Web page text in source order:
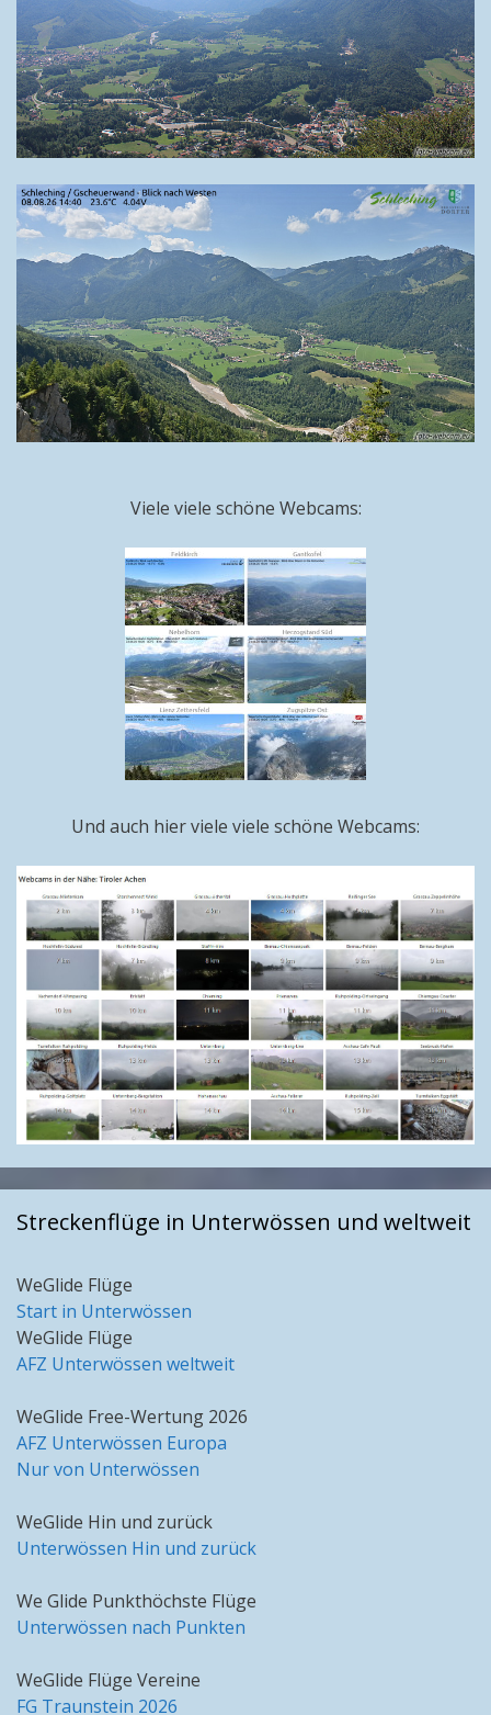
Viele viele schöne Webcams:
Und auch hier viele viele schöne Webcams:
Streckenflüge in Unterwössen und weltweit
WeGlide Flüge
Start in Unterwössen
WeGlide Flüge
AFZ Unterwössen weltweit
WeGlide Free-Wertung 2026
AFZ Unterwössen Europa
Nur von Unterwössen
WeGlide Hin und zurück
Unterwössen Hin und zurück
We Glide Punkthöchste Flüge
Unterwössen nach Punkten
WeGlide Flüge Vereine
FG Traunstein 2026